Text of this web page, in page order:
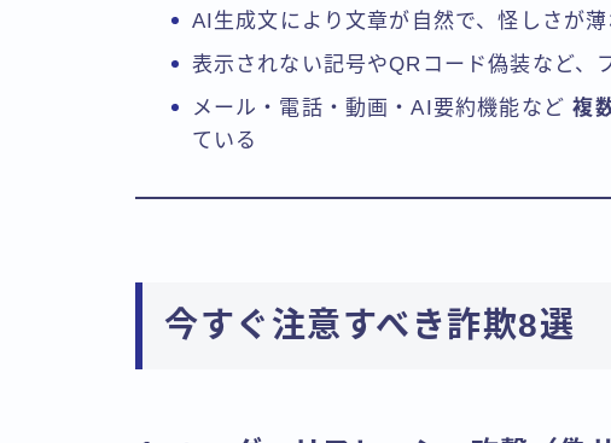
AI生成文により文章が自然で、怪しさが薄
表示されない記号やQRコード偽装など、
メール・電話・動画・AI要約機能など複
ている
今すぐ注意すべき詐欺8選